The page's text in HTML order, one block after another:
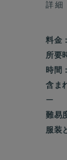
詳細
料金：
所要
時間：
含ま
ー
難易
服装